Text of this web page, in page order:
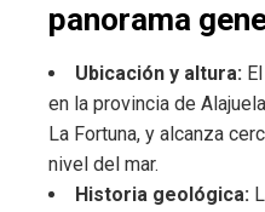
panorama
Ubicación y altura:
en la provincia de
La Fortuna, y alcanza
nivel del mar.
Historia geológica: